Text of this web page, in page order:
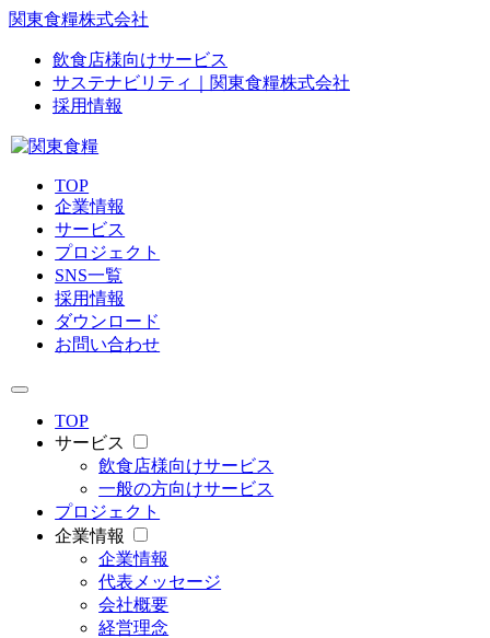
関東食糧株式会社
飲食店様向けサービス
サステナビリティ｜関東食糧株式会社
採用情報
TOP
企業情報
サービス
プロジェクト
SNS一覧
採用情報
ダウンロード
お問い合わせ
TOP
サービス
飲食店様向けサービス
一般の方向けサービス
プロジェクト
企業情報
企業情報
代表メッセージ
会社概要
経営理念